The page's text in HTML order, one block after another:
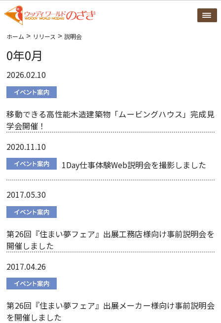
ホーム > リリース >説明会
0年0月
2026.02.10
移動できる高性能木造建築物「ムービングハウス」完成見
学会開催！
2020.11.10
1Day仕事体験Web説明会を撮影しました
2017.05.30
第26回『住まい夢フェア』出展工務店様向け事前説明会を
開催しました
2017.04.26
第26回『住まい夢フェア』出展メーカー様向け事前説明会
を開催しました